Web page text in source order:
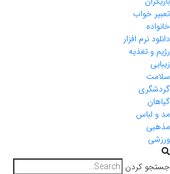
تعبیر خواب
خانواده
دانلود نرم افزار
رژیم و تغذیه
زیبایی
سلامت
گردشگری
گیاهان
مد و لباس
مذهبی
ورزشی
جستجو کردن